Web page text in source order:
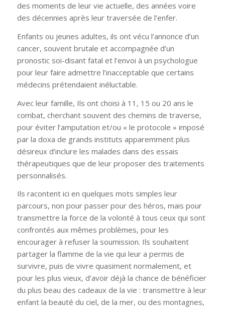
des moments de leur vie actuelle, des années voire
des décennies après leur traversée de l’enfer.
Enfants ou jeunes adultes, ils ont vécu l’annonce d’un
cancer, souvent brutale et accompagnée d’un
pronostic soi-disant fatal et l’envoi à un psychologue
pour leur faire admettre l’inacceptable que certains
médecins prétendaient inéluctable.
Avec leur famille, Ils ont choisi à 11, 15 ou 20 ans le
combat, cherchant souvent des chemins de traverse,
pour éviter l’amputation et/ou « le protocole » imposé
par la doxa de grands instituts apparemment plus
désireux d’inclure les malades dans des essais
thérapeutiques que de leur proposer des traitements
personnalisés.
Ils racontent ici en quelques mots simples leur
parcours, non pour passer pour des héros, mais pour
transmettre la force de la volonté à tous ceux qui sont
confrontés aux mêmes problèmes, pour les
encourager à refuser la soumission. Ils souhaitent
partager la flamme de la vie qui leur a permis de
survivre, puis de vivre quasiment normalement, et
pour les plus vieux, d’avoir déjà la chance de bénéficier
du plus beau des cadeaux de la vie : transmettre à leur
enfant la beauté du ciel, de la mer, ou des montagnes,